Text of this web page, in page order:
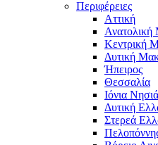
Περιφέρειες
Αττική
Κεντρική
Δυτική
Ήπειρος
Θεσσαλία
Ιόνια Νησιά
Δυτική
Στερεά